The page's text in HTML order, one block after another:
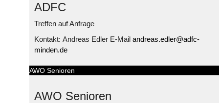
ADFC
Treffen auf Anfrage
Kontakt: Andreas Edler E-Mail andreas.edler@adfc-
minden.de
AWO Senioren
AWO Senioren